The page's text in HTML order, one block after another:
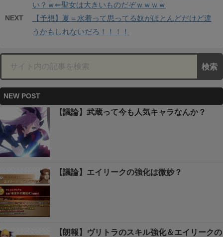
い？ｗ⇐聖女は大きいものだぞｗｗｗｗ
NEXT
【予想】夏＝水着って思ってる奴がほとんどだけど違
うかもしれないだろ！！！！
NEW POST
【議論】武蔵って今も人気キャラなんか？
【議論】エイリークの強化は微妙？
【朗報】ヴリトラのスキル強化＆エイリークの